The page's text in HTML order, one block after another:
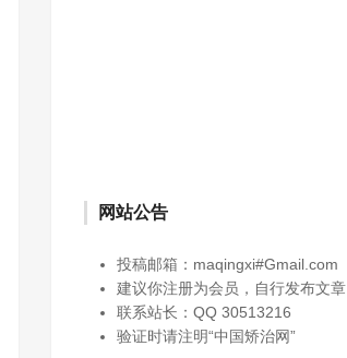
网站公告
投稿邮箱：maqingxi#Gmail.com
建议你注册为会员，自行发布文章
联系站长：QQ 30513216
验证时请注明“中国矫治网”